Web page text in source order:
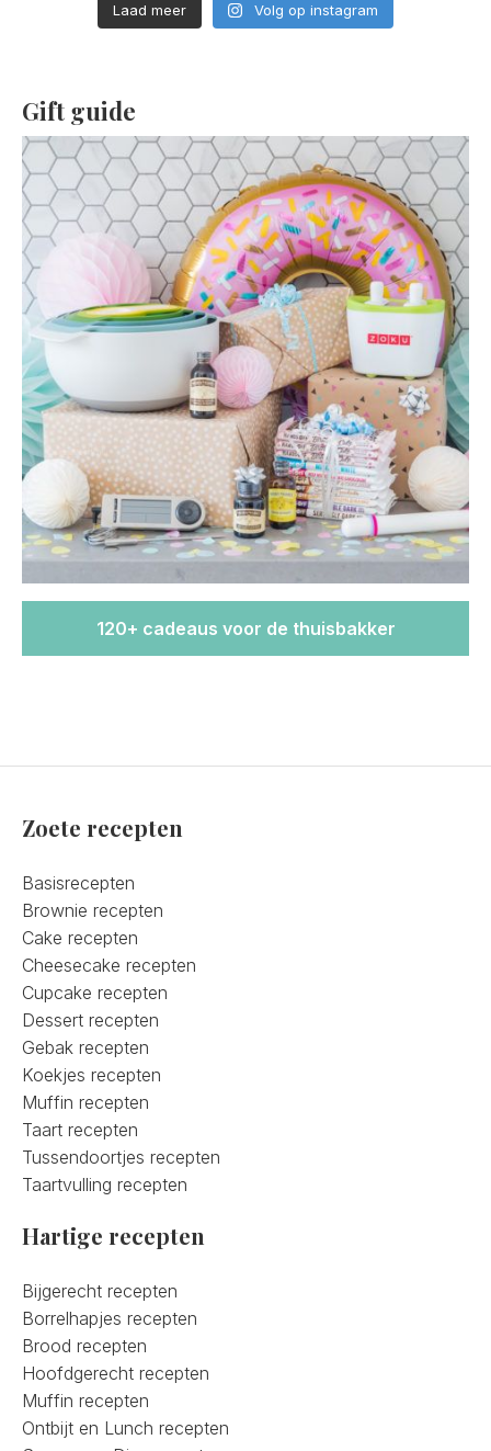
Laad meer Volg op instagram
Gift guide
120+ cadeaus voor de thuisbakker
Zoete recepten
Basisrecepten
Brownie recepten
Cake recepten
Cheesecake recepten
Cupcake recepten
Dessert recepten
Gebak recepten
Koekjes recepten
Muffin recepten
Taart recepten
Tussendoortjes recepten
Taartvulling recepten
Hartige recepten
Bijgerecht recepten
Borrelhapjes recepten
Brood recepten
Hoofdgerecht recepten
Muffin recepten
Ontbijt en Lunch recepten